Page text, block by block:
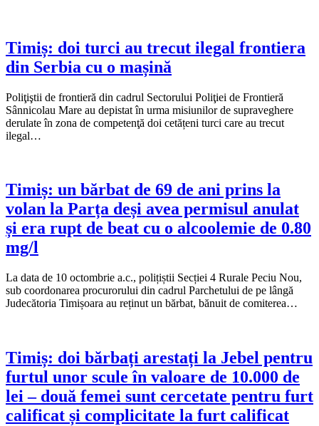
Timiș: doi turci au trecut ilegal frontiera
din Serbia cu o mașină
Poliţiştii de frontieră din cadrul Sectorului Poliţiei de Frontieră
Sânnicolau Mare au depistat în urma misiunilor de supraveghere
derulate în zona de competenţă doi cetățeni turci care au trecut
ilegal…
Timiș: un bărbat de 69 de ani prins la
volan la Parța deși avea permisul anulat
și era rupt de beat cu o alcoolemie de 0.80
mg/l
La data de 10 octombrie a.c., polițiștii Secției 4 Rurale Peciu Nou,
sub coordonarea procurorului din cadrul Parchetului de pe lângă
Judecătoria Timișoara au reținut un bărbat, bănuit de comiterea…
Timiș: doi bărbați arestați la Jebel pentru
furtul unor scule în valoare de 10.000 de
lei – două femei sunt cercetate pentru furt
calificat și complicitate la furt calificat